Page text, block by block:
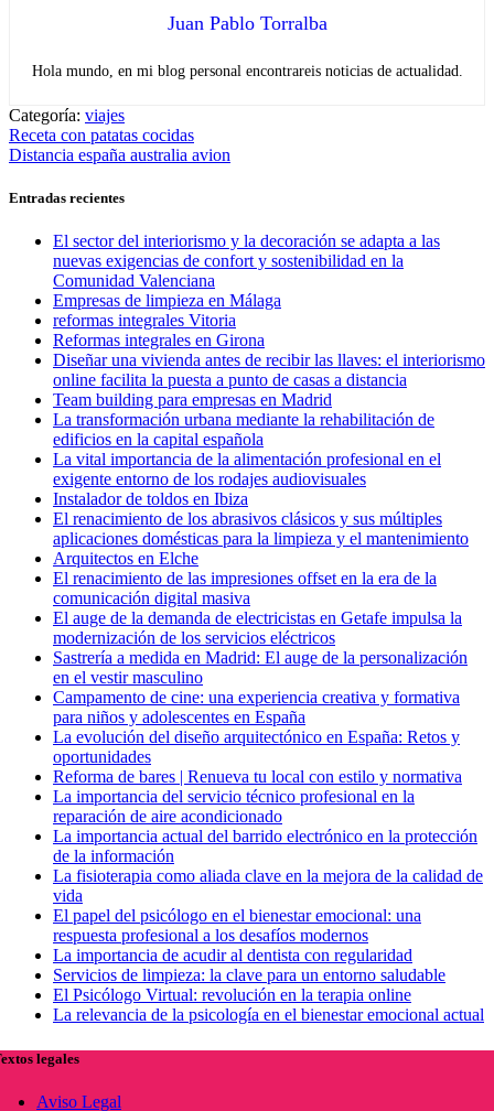
Juan Pablo Torralba
Hola mundo, en mi blog personal encontrareis noticias de actualidad.
Categoría: viajes
Navegación
de
entradas
Entrada
anterior:
Receta con patatas cocidas
Entrada
Distancia españa australia avion
Entradas recientes
El sector del interiorismo y la decoración se adapta a las
nuevas exigencias de confort y sostenibilidad en la
Comunidad Valenciana
Empresas de limpieza en Málaga
reformas integrales Vitoria
Reformas integrales en Girona
Diseñar una vivienda antes de recibir las llaves: el interiorismo
online facilita la puesta a punto de casas a distancia
Team building para empresas en Madrid
La transformación urbana mediante la rehabilitación de
edificios en la capital española
La vital importancia de la alimentación profesional en el
exigente entorno de los rodajes audiovisuales
Instalador de toldos en Ibiza
El renacimiento de los abrasivos clásicos y sus múltiples
aplicaciones domésticas para la limpieza y el mantenimiento
Arquitectos en Elche
El renacimiento de las impresiones offset en la era de la
comunicación digital masiva
El auge de la demanda de electricistas en Getafe impulsa la
modernización de los servicios eléctricos
Sastrería a medida en Madrid: El auge de la personalización
en el vestir masculino
Campamento de cine: una experiencia creativa y formativa
para niños y adolescentes en España
La evolución del diseño arquitectónico en España: Retos y
oportunidades
Reforma de bares | Renueva tu local con estilo y normativa
La importancia del servicio técnico profesional en la
reparación de aire acondicionado
La importancia actual del barrido electrónico en la protección
de la información
La fisioterapia como aliada clave en la mejora de la calidad de
vida
El papel del psicólogo en el bienestar emocional: una
respuesta profesional a los desafíos modernos
La importancia de acudir al dentista con regularidad
Servicios de limpieza: la clave para un entorno saludable
El Psicólogo Virtual: revolución en la terapia online
La relevancia de la psicología en el bienestar emocional actual
legales
Aviso Legal